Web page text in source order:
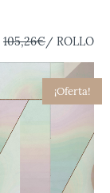
105,26€/ ROLLO
¡Oferta!